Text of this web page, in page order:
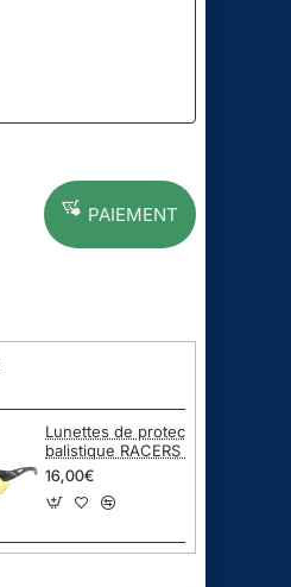
PAIEMENT
Lunettes de protection
balistique RACERS AMBRE
16,00€